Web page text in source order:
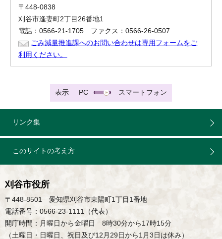
〒448-0838
刈谷市逢妻町2丁目26番地1
電話：0566-21-1705 ファクス：0566-26-0507
ごみ減量推進課へのお問い合わせは専用フォームをご
利用ください。
表示 PC スマートフォン
リンク集
このサイトの考え方
刈谷市役所
〒448-8501 愛知県刈谷市東陽町1丁目1番地
電話番号：0566-23-1111（代表）
開庁時間：月曜日から金曜日 8時30分から17時15分
（土曜日・日曜日、祝日及び12月29日から1月3日は休み）